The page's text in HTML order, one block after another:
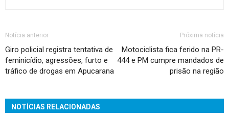
Notícia anterior
Giro policial registra tentativa de
feminicídio, agressões, furto e
tráfico de drogas em Apucarana
Próxima notícia
Motociclista fica ferido na PR-
444 e PM cumpre mandados de
prisão na região
NOTÍCIAS RELACIONADAS